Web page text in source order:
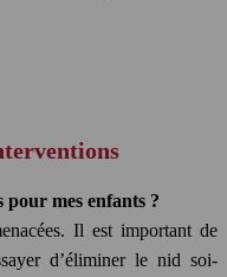
pour mes enfants ?
Il est important de
d’éliminer le nid soi-